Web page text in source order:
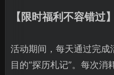
【限时福利不容错过】
活动期间，每天通过完成
目的“探历札记”。每次消